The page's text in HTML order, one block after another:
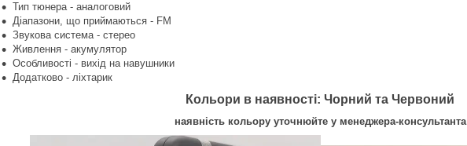
Тип тюнера - аналоговий
Діапазони, що приймаються - FM
Звукова система - стерео
Живлення - акумулятор
Особливості - вихід на навушники
Додатково - ліхтарик
Кольори в наявності: Чорний та Червоний
наявність кольору уточнюйте у менеджера-консультанта